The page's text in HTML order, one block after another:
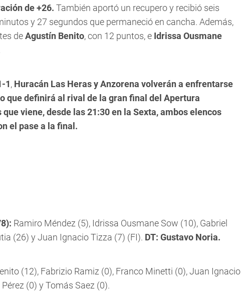
de +26. También aportó un recupero y recibió seis
y 27 segundos que permaneció en cancha. Además,
deAgustín Benito, con 12 puntos, e Idrissa Ousmane
1, Huracán Las Heras y Anzorena volverán a enfrentarse
que definirá al rival de la gran final del Apertura
viene, desde las 21:30 en la Sexta, ambos elencos
el pase a la final.
Ramiro Méndez (5), Idrissa Ousmane Sow (10), Gabriel
(26) y Juan Ignacio Tizza (7) (FI). DT: Gustavo Noria.
(12), Fabrizio Ramiz (0), Franco Minetti (0), Juan Ignacio
(0) y Tomás Saez (0).